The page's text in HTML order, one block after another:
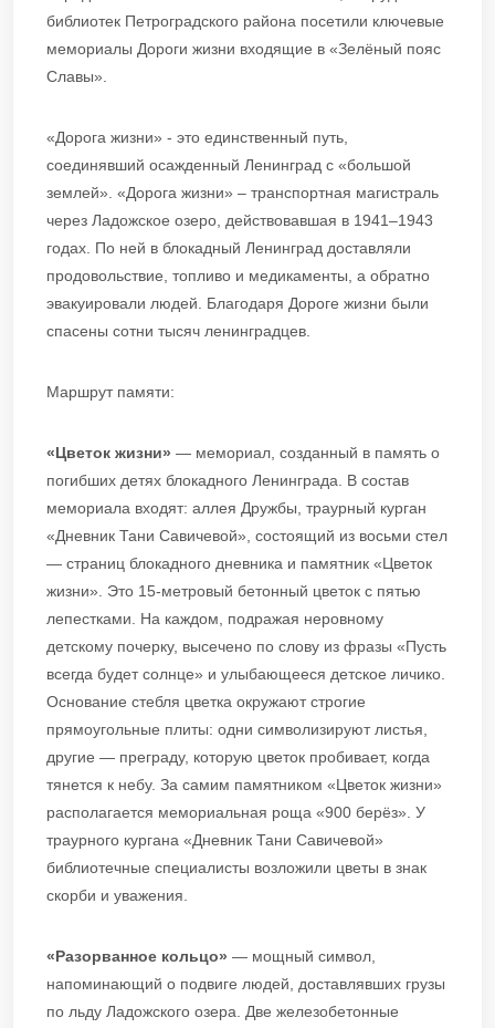
библиотек Петроградского района посетили ключевые
мемориалы Дороги жизни входящие в «Зелёный пояс
Славы».
«Дорога жизни» - это единственный путь,
соединявший осажденный Ленинград с «большой
землей». «Дорога жизни» – транспортная магистраль
через Ладожское озеро, действовавшая в 1941–1943
годах. По ней в блокадный Ленинград доставляли
продовольствие, топливо и медикаменты, а обратно
эвакуировали людей. Благодаря Дороге жизни были
спасены сотни тысяч ленинградцев.
Маршрут памяти:
«Цветок жизни» — мемориал, созданный в память о
погибших детях блокадного Ленинграда. В состав
мемориала входят: аллея Дружбы, траурный курган
«Дневник Тани Савичевой», состоящий из восьми стел
— страниц блокадного дневника и памятник «Цветок
жизни». Это 15-метровый бетонный цветок с пятью
лепестками. На каждом, подражая неровному
детскому почерку, высечено по слову из фразы «Пусть
всегда будет солнце» и улыбающееся детское личико.
Основание стебля цветка окружают строгие
прямоугольные плиты: одни символизируют листья,
другие — преграду, которую цветок пробивает, когда
тянется к небу. За самим памятником «Цветок жизни»
располагается мемориальная роща «900 берёз». У
траурного кургана «Дневник Тани Савичевой»
библиотечные специалисты возложили цветы в знак
скорби и уважения.
«Разорванное кольцо» — мощный символ,
напоминающий о подвиге людей, доставлявших грузы
по льду Ладожского озера. Две железобетонные